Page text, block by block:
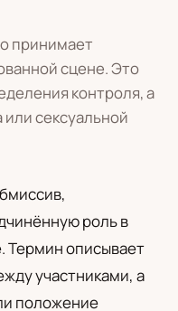
С Т
У
Русский
принимает
сцене. Это
контроля, а
или сексуальной
роль в
Термин описывает
участниками, а
положение